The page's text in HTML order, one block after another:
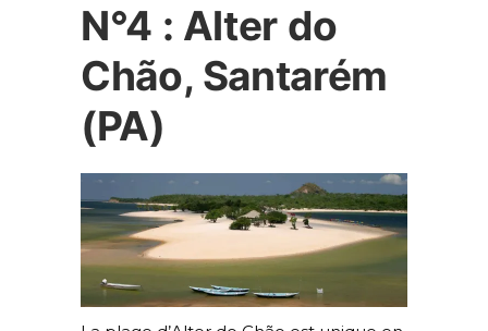
N°4 : Alter do
Chão, Santarém
(PA)